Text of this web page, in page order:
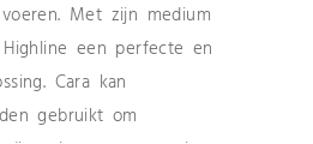
Met zijn medium
een perfecte en
Cara kan
gebruikt om